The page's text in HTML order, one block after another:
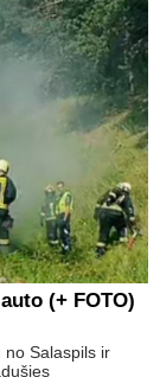
(+ FOTO)
no Salaspils ir